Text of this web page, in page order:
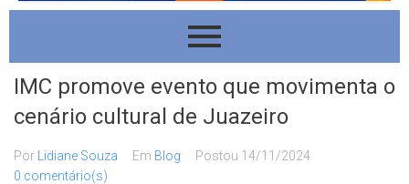
IMC promove evento que movimenta o
cenário cultural de Juazeiro
Por Lidiane Souza Em Blog Postou 14/11/2024
0 comentário(s)